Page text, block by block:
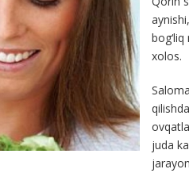
xolos.
juda